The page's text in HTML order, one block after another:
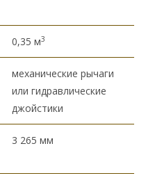
0,35 м3
механические рычаги
или гидравлические
джойстики
3 265 мм